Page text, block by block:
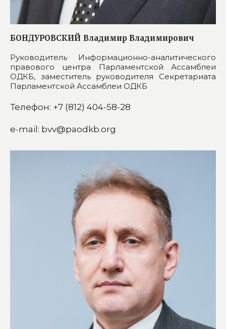
БОНДУРОВСКИЙ Владимир Владимирович
Руководитель Информационно-аналитического
правового центра Парламентской Ассамблеи
ОДКБ, заместитель руководителя Секретариата
Парламентской Ассамблеи ОДКБ
Телефон: +7 (812) 404-58-28
e-mail: bvv@paodkb.org